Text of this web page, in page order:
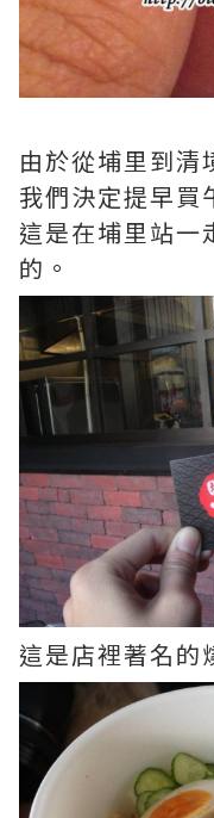
由於從埔里到清
我們決定提早買
這是在埔里站一
的。
這是店裡著名的